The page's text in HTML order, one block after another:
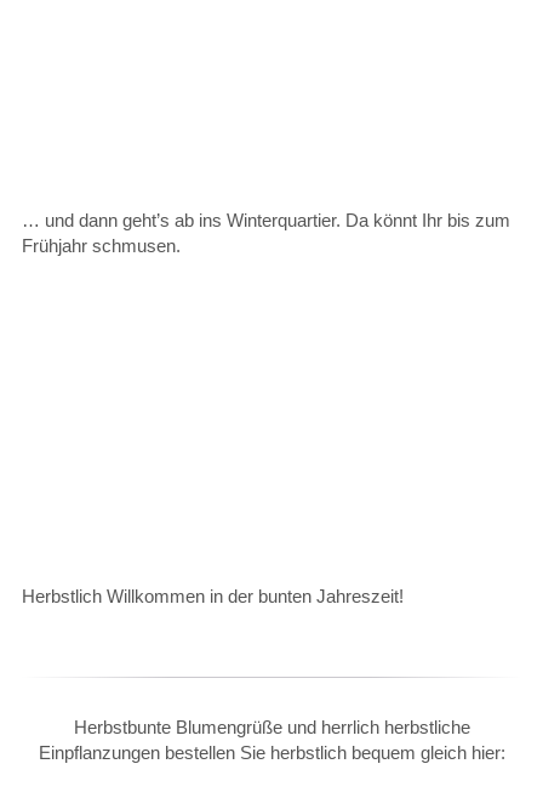
… und dann geht’s ab ins Winterquartier. Da könnt Ihr bis zum
Frühjahr schmusen.
Herbstlich Willkommen in der bunten Jahreszeit!
Herbstbunte Blumengrüße und herrlich herbstliche
Einpflanzungen bestellen Sie herbstlich bequem gleich hier: